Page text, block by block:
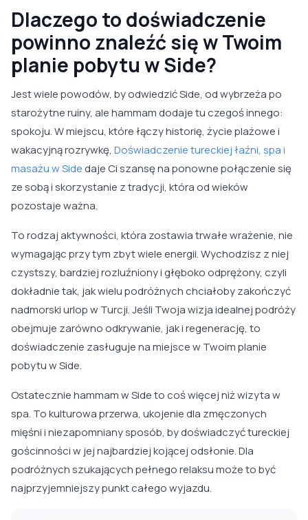
Dlaczego to doświadczenie
powinno znaleźć się w Twoim
planie pobytu w Side?
Jest wiele powodów, by odwiedzić Side, od wybrzeża po
starożytne ruiny, ale hammam dodaje tu czegoś innego:
spokoju. W miejscu, które łączy historię, życie plażowe i
wakacyjną rozrywkę, Doświadczenie tureckiej łaźni, spa i
masażu w Sidedaje Ci szansę na ponowne połączenie się
ze sobą i skorzystanie z tradycji, która od wieków
pozostaje ważna.
To rodzaj aktywności, która zostawia trwałe wrażenie, nie
wymagając przy tym zbyt wiele energii. Wychodzisz z niej
czystszy, bardziej rozluźniony i głęboko odprężony, czyli
dokładnie tak, jak wielu podróżnych chciałoby zakończyć
nadmorski urlop w Turcji. Jeśli Twoja wizja idealnej podróży
obejmuje zarówno odkrywanie, jak i regenerację, to
doświadczenie zasługuje na miejsce w Twoim planie
pobytu w Side.
Ostatecznie hammam w Side to coś więcej niż wizyta w
spa. To kulturowa przerwa, ukojenie dla zmęczonych
mięśni i niezapomniany sposób, by doświadczyć tureckiej
gościnności w jej najbardziej kojącej odsłonie. Dla
podróżnych szukających pełnego relaksu może to być
najprzyjemniejszy punkt całego wyjazdu.